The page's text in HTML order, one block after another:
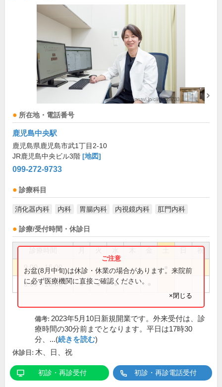
所在地・電話番号
鹿児島中央駅
鹿児島県鹿児島市武1丁目2-10
JR鹿児島中央ビル3階 [地図]
099-272-9733
診療科目
消化器内科 内科 胃腸内科 内視鏡内科 肛門内科
診療/受付時間・休診日
祝
9:00～16:00
9:00～18:00 ● ● ●
お盆(8月中旬)は休診・休業の場合があります。来院前
に必ず医療機関に直接ご確認ください。
×閉じる
備考: 2023年5月10日新規開業です。外来受付は、診
療時間の30分前までとなります。平日は17時30
分、...(続きを読む)
休診日: 木、日、祝
初診・再診受付 初診・再診電話受付